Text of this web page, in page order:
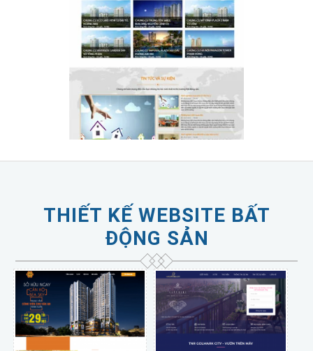
THIẾT KẾ WEBSITE BẤT
ĐỘNG SẢN